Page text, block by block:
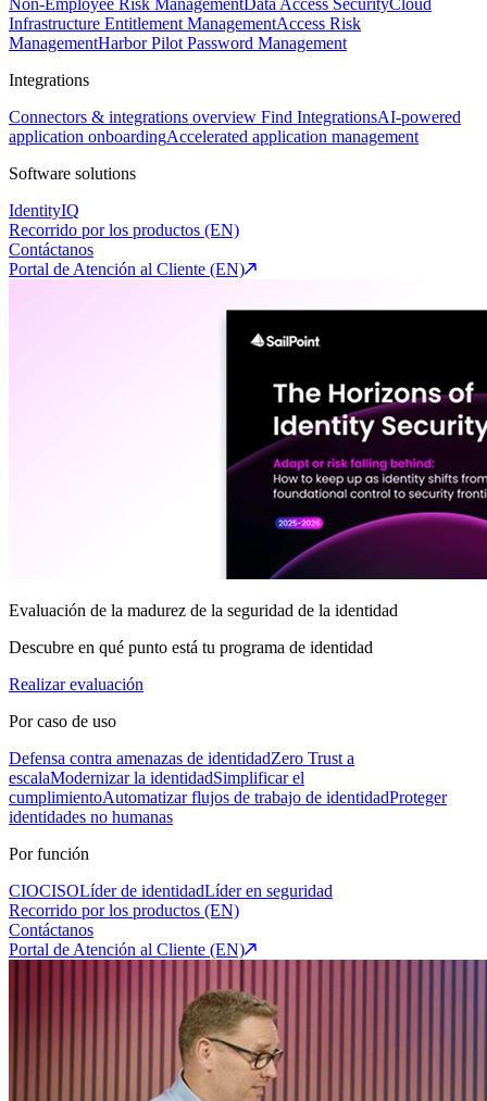
Non-Employee Risk ManagementData Access SecurityCloud
Infrastructure Entitlement ManagementAccess Risk
ManagementHarbor Pilot Password Management
Integrations
Connectors & integrations overview Find IntegrationsAI-powered
application onboardingAccelerated application management
Software solutions
IdentityIQ
Recorrido por los productos (EN)
Contáctanos
Portal de Atención al Cliente (EN)
Evaluación de la madurez de la seguridad de la identidad
Descubre en qué punto está tu programa de identidad
Realizar evaluación
Por caso de uso
Defensa contra amenazas de identidadZero Trust a
escalaModernizar la identidadSimplificar el
cumplimientoAutomatizar flujos de trabajo de identidadProteger
identidades no humanas
Por función
CIOCISOLíder de identidadLíder en seguridad
Recorrido por los productos (EN)
Contáctanos
Portal de Atención al Cliente (EN)